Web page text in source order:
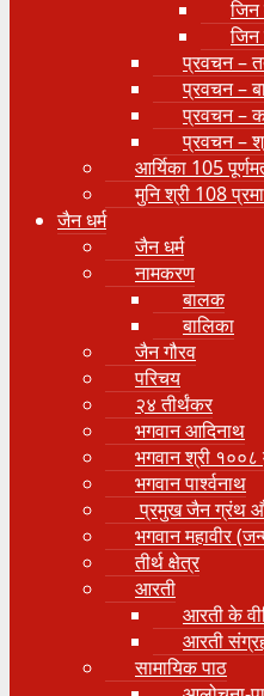
जिन
जिन
प्रवचन –
प्रवचन –
प्रवचन –
प्रवचन –
आर्यिका 105
मुनि श्री 108
जैन धर्म
जैन धर्म
नामकरण
बालक
बालिका
जैन गौरव
परिचय
२४ तीर्थंकर
भगवान आदिनाथ
भगवान श्री
भगवान पार्श्वनाथ
प्रमुख जैन ग्रंथ
भगवान महावीर
तीर्थ क्षेत्र
आरती
आरती के
आरती
सामायिक पाठ